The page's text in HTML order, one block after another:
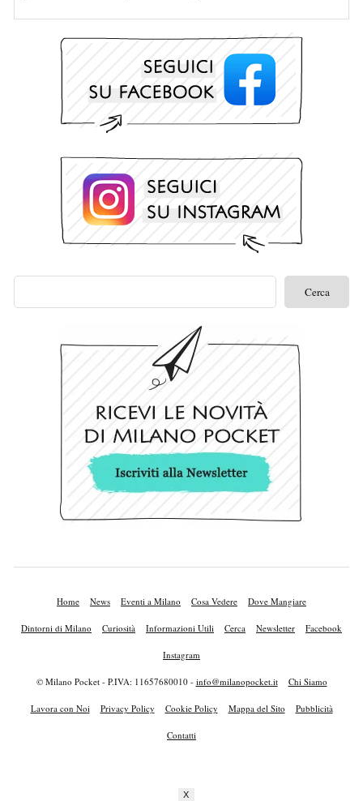
Home News Eventi a Milano Cosa Vedere Dove Mangiare
Dintorni di Milano Curiosità Informazioni Utili Cerca Newsletter Facebook
Instagram
© Milano Pocket - P.IVA: 11657680010 - info@milanopocket.it Chi Siamo
Lavora con Noi Privacy Policy Cookie Policy Mappa del Sito Pubblicità
Contatti
X